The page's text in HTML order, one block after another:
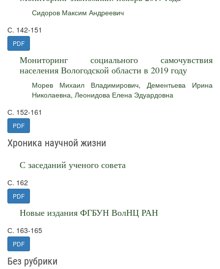
Сидоров Максим Андреевич
С. 142-151
PDF
Мониторинг социального самочувствия
населения Вологодской области в 2019 году
Морев Михаил Владимирович, Дементьева Ирина
Николаевна, Леонидова Елена Эдуардовна
С. 152-161
PDF
Хроника научной жизни
С заседаний ученого совета
С. 162
PDF
Новые издания ФГБУН ВолНЦ РАН
С. 163-165
PDF
Без рубрики